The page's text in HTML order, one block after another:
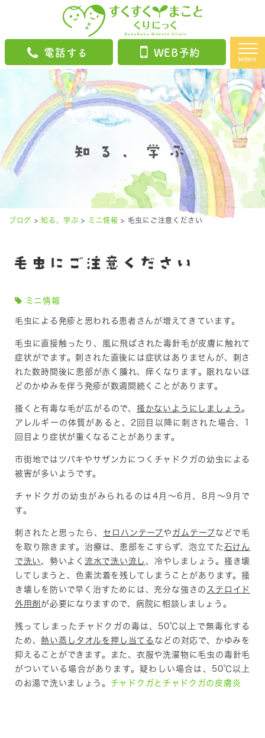
電話する WEB予約 MENU
知る、学ぶ
ブログ >知る、学ぶ > ミニ情報 > 毛虫にご注意ください
毛虫にご注意ください
ミニ情報
毛虫による発疹と思われる患者さんが増えてきています。
毛虫に直接触ったり、風に飛ばされた毒針毛が皮膚に触れて
症状がでます。刺された直後には症状はありませんが、 刺さ
れた数時間後に患部が赤く腫れ、痒くなります 。眠れないほ
どのかゆみを伴う発疹が数週間続くことがあります。
掻くと有毒な毛が広がるので、 掻かないようにしましょう 。
アレルギーの体質があると、2回目以降に刺された場合、1
回目より症状が重くなることがあります。
市街地では ツバキ や サザンカ につく チャドクガの幼虫に よる
被害が多いようです。
チャドクガの幼虫がみられるのは 4月～6月、 8月～9月 で
す。
刺されたと思ったら、 セロハンテープや ガムテープなどで毛
を取り除きます。治療は、患部をこすらず、泡立てた石けん
で洗い、勢いよく 流水で洗い流し、冷やしましょう。掻き壊
してしまうと、色素沈着を残してしまうことがあります。掻
き壊しを防いで早く治すためには、充分な強さの ステロイド
外用剤 が必要になりますので、病院に相談しましょう。
残ってしまったチャドクガの毒は、50℃以上で無毒化する
ため、熱い蒸しタオルを押し当てる などの対応で、かゆみを
抑えることができます。また、衣服や洗濯物に毛虫の毒針毛
がついている場合があります。疑わしい場合は、50℃以上
のお湯で洗いましょう。 チャドクガとチャドクガの皮膚炎